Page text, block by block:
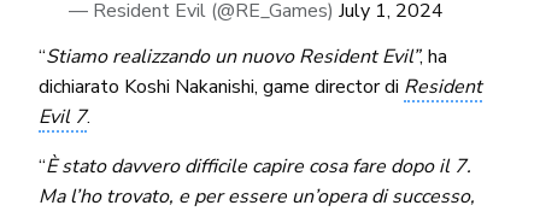
— Resident Evil (@RE_Games)July 1, 2024
“Stiamo realizzando un nuovo Resident Evil”, ha
dichiarato Koshi Nakanishi, game director di Resident
Evil 7.
“È stato davvero difficile capire cosa fare dopo il 7.
Ma l’ho trovato, e per essere un’opera di successo,